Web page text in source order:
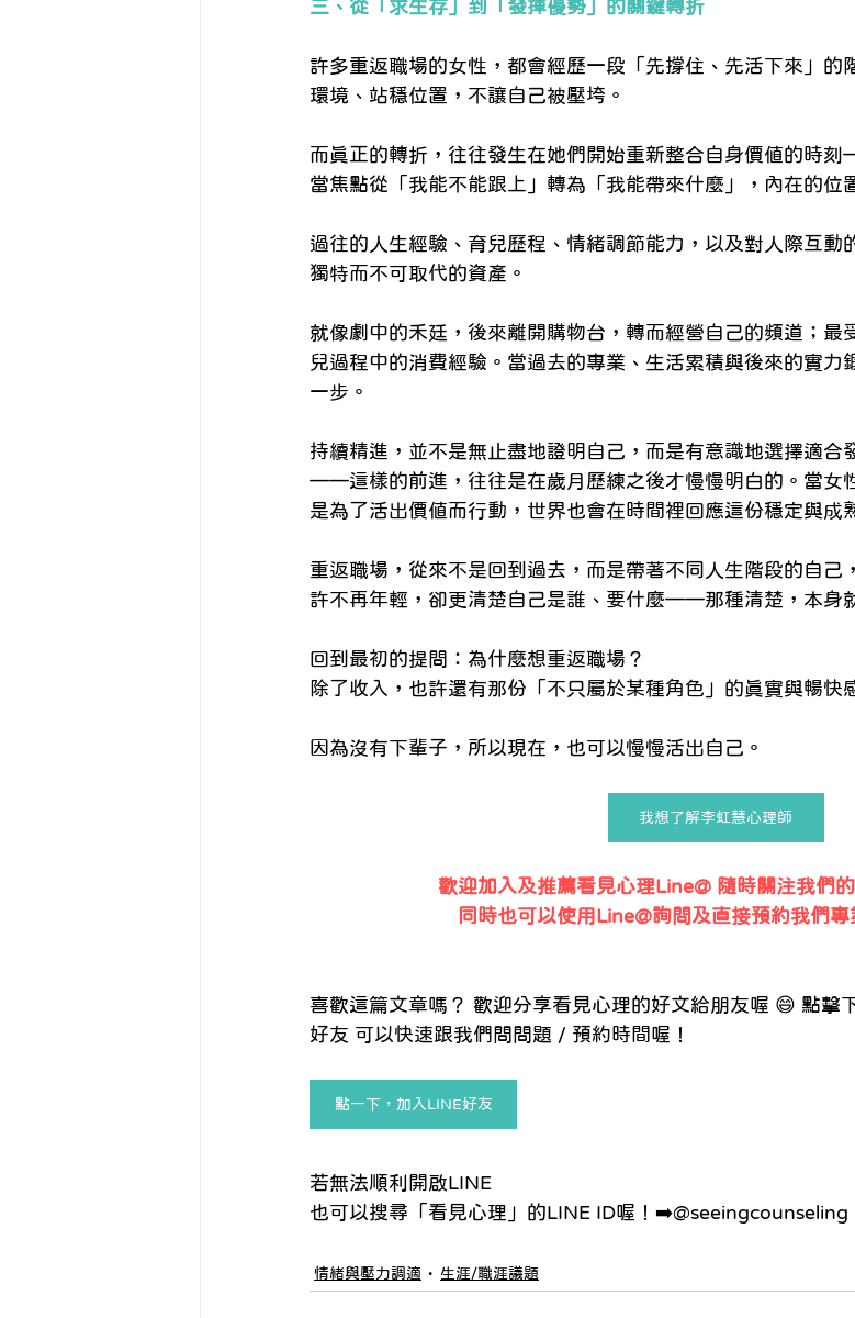
三、從「求生存」到「發揮優勢」的關鍵轉折
許多重返職場的女性，都會經歷一段「先撐住、先活下來」的
環境、站穩位置，不讓自己被壓垮。
而真正的轉折，往往發生在她們開始重新整合自身價值的時
當焦點從「我能不能跟上」轉為「我能帶來什麼」，內在的位
過往的人生經驗、育兒歷程、情緒調節能力，以及對人際互動
獨特而不可取代的資產。
就像劇中的禾廷，後來離開購物台，轉而經營自己的頻道；最
兒過程中的消費經驗。當過去的專業、生活累積與後來的實力
一步。
持續精進，並不是無止盡地證明自己，而是有意識地選擇適合
——這樣的前進，往往是在歲月歷練之後才慢慢明白的。當女
是為了活出價值而行動，世界也會在時間裡回應這份穩定與成
重返職場，從來不是回到過去，而是帶著不同人生階段的自己
許不再年輕，卻更清楚自己是誰、要什麼——那種清楚，本身
回到最初的提問：為什麼想重返職場？
除了收入，也許還有那份「不只屬於某種角色」的真實與暢快
因為沒有下輩子，所以現在，也可以慢慢活出自己。
我想了解李虹慧心理師
歡迎加入及推薦看見心理Line@ 隨時關注我們
同時也可以使用Line@詢問及直接預約我們
喜歡這篇文章嗎？ 歡迎分享看見心理的好文給朋友喔 😄 點擊
好友 可以快速跟我們問問題 / 預約時間喔！
點一下，加入LINE好友
若無法順利開啟LINE
也可以搜尋「看見心理」的LINE ID喔！➡️@seeingcounseling
情緒與壓力調適 生涯/職涯議題